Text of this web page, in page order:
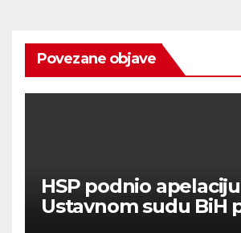
Povezane objave
HSP podnio apelaciju
Ustavnom sudu BiH